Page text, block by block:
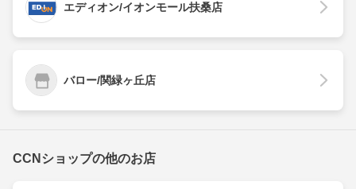
エディオン/イオンモール扶桑店
バロー/関緑ヶ丘店
CCNショップの他のお店